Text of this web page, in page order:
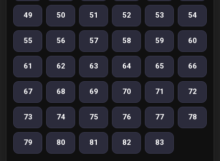
49 50 51 52 53 54
55 56 57 58 59 60
61 62 63 64 65 66
67 68 69 70 71 72
73 74 75 76 77 78
79 80 81 82 83